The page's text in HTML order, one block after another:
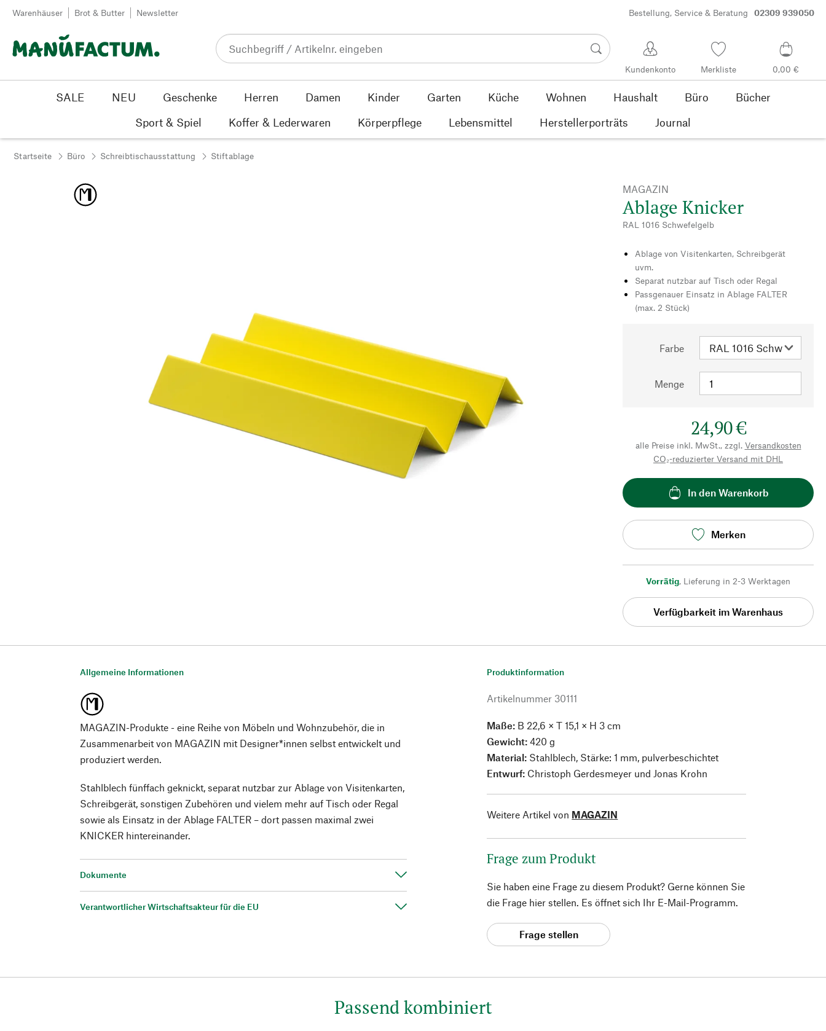
Zum Inhalt springen
Warenhäuser Brot & Butter Newsletter Bestellung, Service & Beratung 02309 939050
Kundenkonto Merkliste 0,00 €
SALE NEU Geschenke Herren Damen Kinder Garten Küche Wohnen Haushalt Büro
Bücher
Sport & Spiel
Koffer & Lederwaren Körperpflege Lebensmittel Herstellerporträts Journal
Startseite Büro Schreibtischausstattung Stiftablage
MAGAZIN
Ablage Knicker
RAL 1016 Schwefelgelb
Ablage von Visitenkarten, Schreibgerät
uvm.
Separat nutzbar auf Tisch oder Regal
Passgenauer Einsatz in Ablage FALTER
(max. 2 Stück)
Farbe
Menge
24,90 €
alle Preise inkl. MwSt., zzgl. Versandkosten
CO₂-reduzierter Versand mit DHL
In den Warenkorb
Merken
Vorrätig, Lieferung in 2-3 Werktagen
Verfügbarkeit im Warenhaus
Allgemeine Informationen
MAGAZIN-Produkte - eine Reihe von Möbeln und Wohnzubehör, die in
Zusammenarbeit von MAGAZIN mit Designer*innen selbst entwickelt und
produziert werden.
Stahlblech fünffach geknickt, separat nutzbar zur Ablage von Visitenkarten,
Schreibgerät, sonstigen Zubehören und vielem mehr auf Tisch oder Regal
sowie als Einsatz in der Ablage FALTER – dort passen maximal zwei
KNICKER hintereinander.
Dokumente
Verantwortlicher Wirtschaftsakteur für die EU
Produktinformation
Artikelnummer 30111
Maße: B 22,6 × T 15,1 × H 3 cm
Gewicht: 420 g
Material: Stahlblech, Stärke: 1 mm, pulverbeschichtet
Entwurf: Christoph Gerdesmeyer und Jonas Krohn
Weitere Artikel von MAGAZIN
Frage zum Produkt
Sie haben eine Frage zu diesem Produkt? Gerne können Sie
die Frage hier stellen. Es öffnet sich Ihr E-Mail-Programm.
Frage stellen
Passend kombiniert